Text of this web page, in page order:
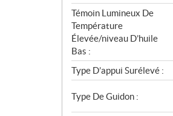
Témoin Lumineux De
Température
Élevée/niveau D’huile
Bas :
Type D’appui Surélevé :
Type De Guidon :